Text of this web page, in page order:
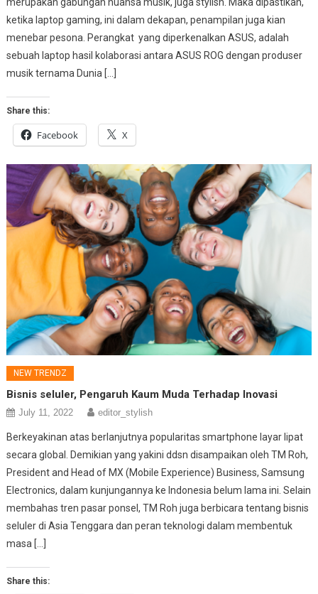
merupakan gabungan nuansa musik, juga stylish. Maka dipastikan,
ketika laptop gaming, ini dalam dekapan, penampilan juga kian
menebar pesona. Perangkat yang diperkenalkan ASUS, adalah
sebuah laptop hasil kolaborasi antara ASUS ROG dengan produser
musik ternama Dunia […]
Share this:
Facebook X
NEW TRENDZ
Bisnis seluler, Pengaruh Kaum Muda Terhadap Inovasi
July 11, 2022 editor_stylish
Berkeyakinan atas berlanjutnya popularitas smartphone layar lipat
secara global. Demikian yang yakini ddsn disampaikan oleh TM Roh,
President and Head of MX (Mobile Experience) Business, Samsung
Electronics, dalam kunjungannya ke Indonesia belum lama ini. Selain
membahas tren pasar ponsel, TM Roh juga berbicara tentang bisnis
seluler di Asia Tenggara dan peran teknologi dalam membentuk
masa […]
Share this: